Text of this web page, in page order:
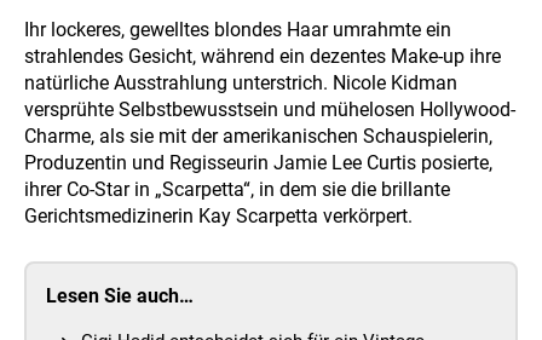
Ihr lockeres, gewelltes blondes Haar umrahmte ein
strahlendes Gesicht, während ein dezentes Make-up ihre
natürliche Ausstrahlung unterstrich. Nicole Kidman
versprühte Selbstbewusstsein und mühelosen Hollywood-
Charme, als sie mit der amerikanischen Schauspielerin,
Produzentin und Regisseurin Jamie Lee Curtis posierte,
ihrer Co-Star in „Scarpetta“, in dem sie die brillante
Gerichtsmedizinerin Kay Scarpetta verkörpert.
Lesen Sie auch…